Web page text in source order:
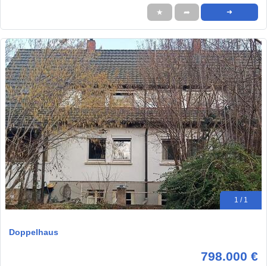
★ ➦ ➜
1 / 1
Doppelhaus
798.000 €